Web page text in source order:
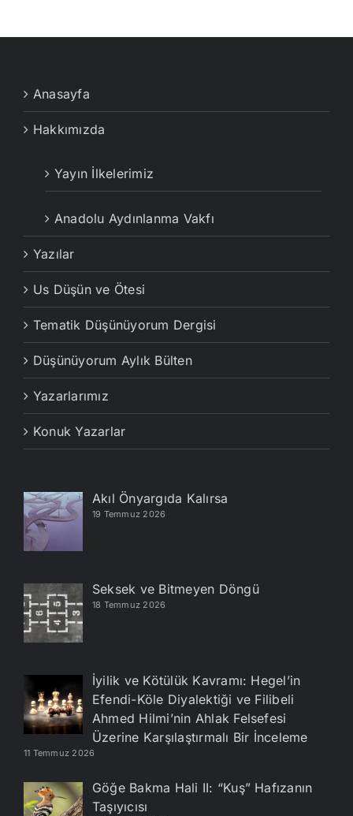
Anasayfa
Hakkımızda
Yayın İlkelerimiz
Anadolu Aydınlanma Vakfı
Yazılar
Us Düşün ve Ötesi
Tematik Düşünüyorum Dergisi
Düşünüyorum Aylık Bülten
Yazarlarımız
Konuk Yazarlar
Akıl Önyargıda Kalırsa
19 Temmuz 2026
Seksek ve Bitmeyen Döngü
18 Temmuz 2026
İyilik ve Kötülük Kavramı: Hegel’in
Efendi-Köle Diyalektiği ve Filibeli
Ahmed Hilmi’nin Ahlak Felsefesi
Üzerine Karşılaştırmalı Bir İnceleme
11 Temmuz 2026
Göğe Bakma Hali II: “Kuş” Hafızanın
Taşıyıcısı